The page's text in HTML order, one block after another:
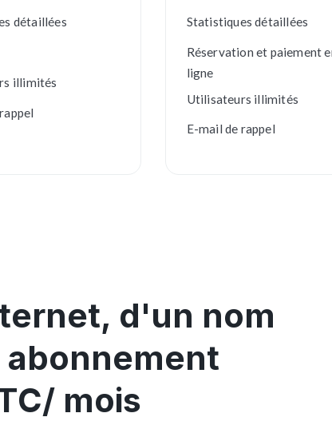
détaillées
illimités
Statistiques détaillées
Réservation et paiement
ligne
Utilisateurs illimités
E-mail de rappel
d'un nom
mois